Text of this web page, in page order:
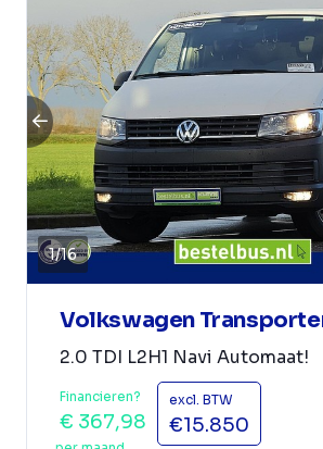
1/16
Volkswagen
2.0 TDI L2H1 Navi Automaat!
Financieren?
€ 367,98
excl. BTW
€15.850